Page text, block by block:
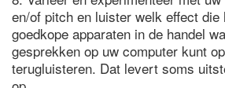
en/of pitch en luister welk effect die
goedkope apparaten in de handel
gesprekken op uw computer kunt
terugluisteren. Dat levert soms